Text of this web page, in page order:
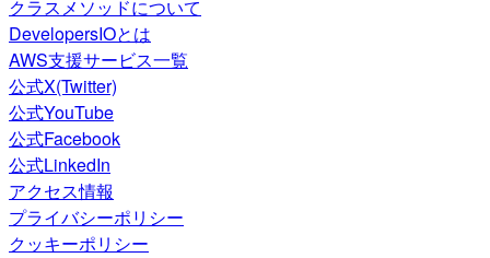
クラスメソッドについて
DevelopersIOとは
AWS支援サービス一覧
公式X(Twitter)
公式YouTube
公式Facebook
公式LinkedIn
アクセス情報
プライバシーポリシー
クッキーポリシー